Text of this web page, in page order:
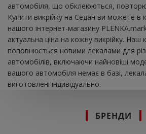
автомобіля, що обклеюються,
Купити викрійку на Седан ви можете в
нашого інтернет-магазину
актуальна ціна на кожну викрійку. Наш
поповнюється новими лекалами для
автомобілів, включаючи найновіші
вашого автомобіля немає в базі,
виготовлені індивідуально.
БРЕНДИ